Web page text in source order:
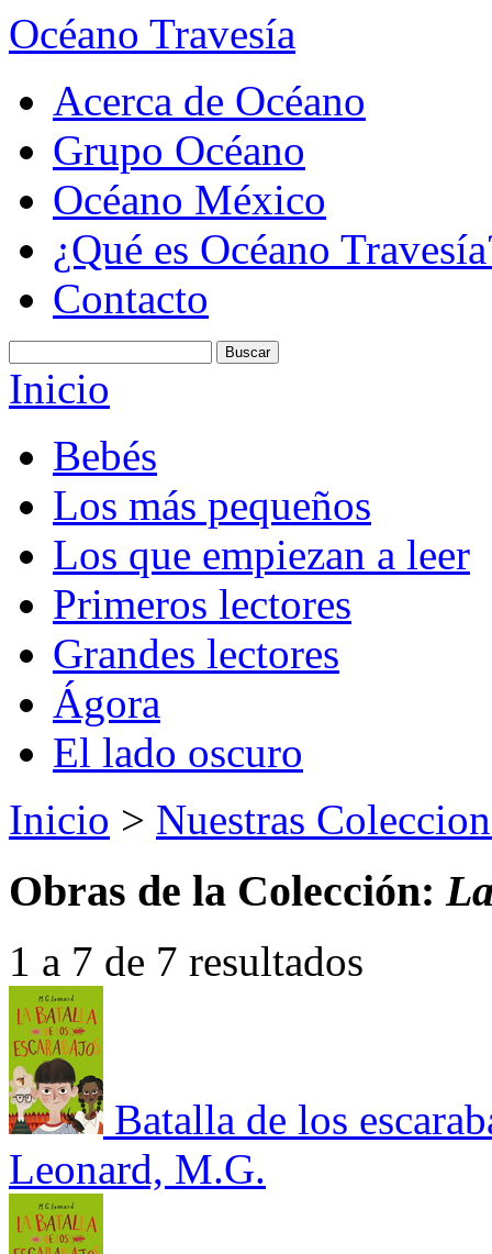
Océano Travesía
Acerca de Océano
Grupo Océano
Océano México
¿Qué es Océano
Contacto
Inicio
Bebés
Los más pequeños
Los que empiezan a leer
Primeros lectores
Grandes lectores
Ágora
El lado oscuro
Inicio > Nuestras
Obras de la Colección:
1 a 7 de 7 resultados
Batalla de los
Leonard, M.G.